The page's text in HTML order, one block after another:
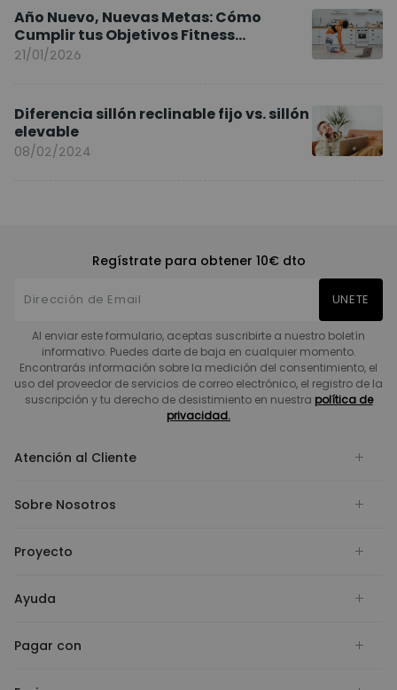
Año Nuevo, Nuevas Metas: Cómo
Cumplir tus Objetivos Fitness
Entrenando en Casa
21/01/2026
Diferencia sillón reclinable fijo vs. sillón
elevable
08/02/2024
Regístrate para obtener 10€ dto
UNETE
Al enviar este formulario, aceptas suscribirte a nuestro boletín
informativo. Puedes darte de baja en cualquier momento.
Encontrarás información sobre la medición del consentimiento, el
uso del proveedor de servicios de correo electrónico, el registro de la
suscripción y tu derecho de desistimiento en nuestra política de
privacidad.
Atención al Cliente
Sobre Nosotros
Proyecto
Ayuda
Pagar con